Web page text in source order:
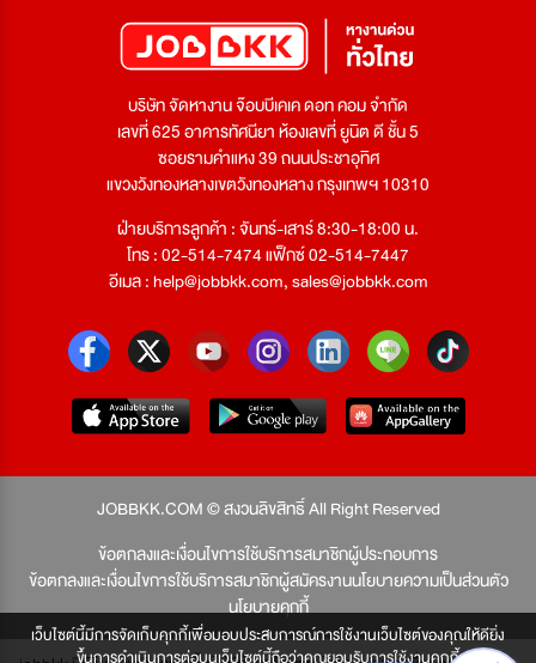
เว็บไซต์นี้มีการจัดเก็บคุกกี้เพื่อมอบประสบการณ์การใช้งานเว็บไซต์ของคุณให้ดียิ่ง
บริษัท จัดหางาน จ๊อบบีเคเค ดอท คอม จำกัด
เลขที่ 625 อาคารทัศนียา ห้องเลขที่ ยูนิต ดี ชั้น 5
ซอยรามคำแหง 39 ถนนประชาอุทิศ
แขวงวังทองหลางเขตวังทองหลาง กรุงเทพฯ 10310
ฝ่ายบริการลูกค้า : จันทร์-เสาร์ 8:30-18:00 น.
โทร : 02-514-7474 แฟ็กซ์ 02-514-7447
อีเมล :help@jobbkk.com,sales@jobbkk.com
JOBBKK.COM © สงวนลิขสิทธิ์ All Right Reserved
ข้อตกลงและเงื่อนไขการใช้บริการสมาชิกผู้ประกอบการ
ข้อตกลงและเงื่อนไขการใช้บริการสมาชิกผู้สมัครงานนโยบายความเป็นส่วนตัว
นโยบายคุกกี้